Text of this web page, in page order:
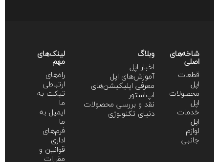
شاخه‌های
اصلی
قطعات
اپل
محصولات
اپل
خدمات
اپل
لوازم
جانبی
وبلاگ
اخبار اپل
آموزش‌‌های اپل
معرفی اپلیکیشن‌های
اپ‌استور
نقد و بررسی محصولات
دنیای تکنولوژی
لینک‌های
مهم
راه‌های
ارتباطی
تیکت به
ما
ایمیل به
ما
فرم‌های
اداری
قوانین و
مقررات